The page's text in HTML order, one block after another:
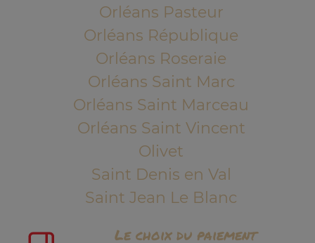
Orléans Pasteur
Orléans République
Orléans Roseraie
Orléans Saint Marc
Orléans Saint Marceau
Orléans Saint Vincent
Olivet
Saint Denis en Val
Saint Jean Le Blanc
Le choix du paiement